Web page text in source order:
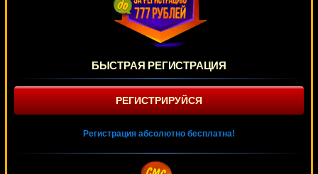
БЫСТРАЯ РЕГИСТРАЦИЯ
РЕГИСТРИРУЙСЯ
Регистрация абсолютно бесплатна!